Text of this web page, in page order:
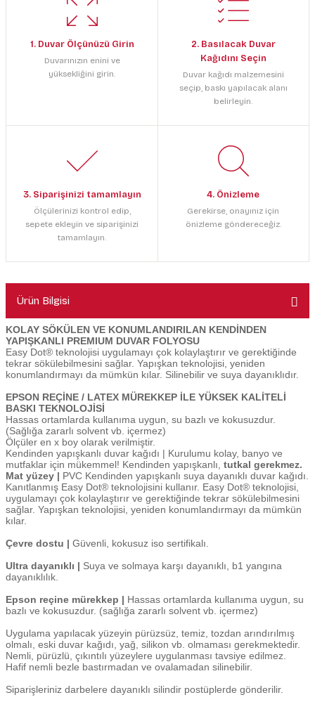
1. Duvar Ölçünüzü Girin
Duvarınızın enini ve
yüksekliğini girin.
2. Basılacak Duvar
Kağıdını Seçin
Duvar kağıdı malzemesini
seçip, baskı yapılacak alanı
belirleyin.
3. Siparişinizi tamamlayın
Ölçülerinizi kontrol edip,
sepete ekleyin ve siparişinizi
tamamlayın.
4. Önizleme
Gerekirse, onayınız için
önizleme göndereceğiz.
Ürün Bilgisi
KOLAY SÖKÜLEN VE KONUMLANDIRILAN KENDİNDEN
YAPIŞKANLI PREMIUM DUVAR FOLYOSU
Easy Dot® teknolojisi uygulamayı çok kolaylaştırır ve gerektiğinde
tekrar sökülebilmesini sağlar. Yapışkan teknolojisi, yeniden
konumlandırmayı da mümkün kılar. Silinebilir ve suya dayanıklıdır.
EPSON REÇİNE / LATEX MÜREKKEP İLE YÜKSEK KALİTELİ
BASKI TEKNOLOJİSİ
Hassas ortamlarda kullanıma uygun, su bazlı ve kokusuzdur.
(Sağlığa zararlı solvent vb. içermez)
Ölçüler en x boy olarak verilmiştir.
Kendinden yapışkanlı duvar kağıdı | Kurulumu kolay, banyo ve
mutfaklar için mükemmel! Kendinden yapışkanlı, tutkal gerekmez.
Mat yüzey | PVC Kendinden yapışkanlı suya dayanıklı duvar kağıdı.
Kanıtlanmış Easy Dot® teknolojisini kullanır. Easy Dot® teknolojisi,
uygulamayı çok kolaylaştırır ve gerektiğinde tekrar sökülebilmesini
sağlar. Yapışkan teknolojisi, yeniden konumlandırmayı da mümkün
kılar.
Çevre dostu | Güvenli, kokusuz iso sertifikalı.
Ultra dayanıklı | Suya ve solmaya karşı dayanıklı, b1 yangına
dayanıklılık.
Epson reçine mürekkep | Hassas ortamlarda kullanıma uygun, su
bazlı ve kokusuzdur. (sağlığa zararlı solvent vb. içermez)
Uygulama yapılacak yüzeyin pürüzsüz, temiz, tozdan arındırılmış
olmalı, eski duvar kağıdı, yağ, silikon vb. olmaması gerekmektedir.
Nemli, pürüzlü, çıkıntılı yüzeylere uygulanması tavsiye edilmez.
Hafif nemli bezle bastırmadan ve ovalamadan silinebilir.
Siparişleriniz darbelere dayanıklı silindir postüplerde gönderilir.